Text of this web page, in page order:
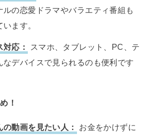
ルの恋愛ドラマやバラエティ番組も
ます。
応：
スマホ、タブレット、PC、テ
なデバイスで見られるのも便利です
！
動画を見たい人：
お金をかけずに